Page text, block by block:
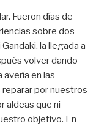
Fueron días de
sobre dos
la llegada a
volver dando
avería en las
por nuestros
aldeas que ni
objetivo. En